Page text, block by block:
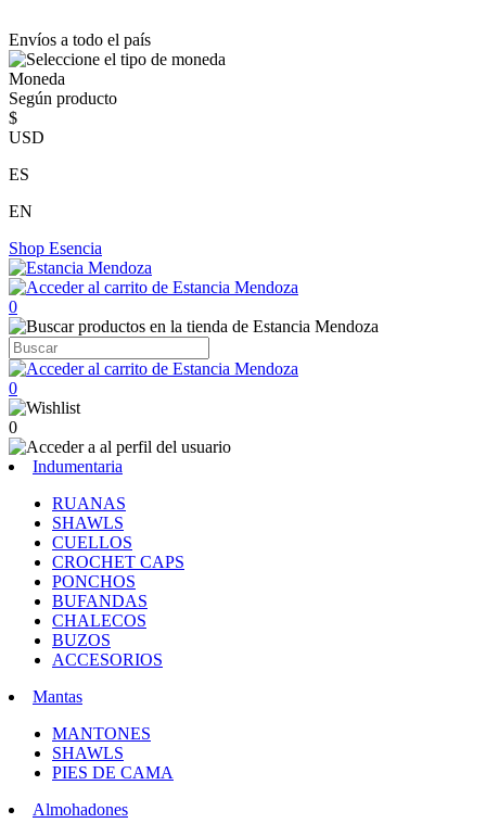
Envíos a todo el país
Moneda
Según producto
$
USD
ES
EN
Shop Esencia
0
0
0
Indumentaria
RUANAS
SHAWLS
CUELLOS
CROCHET CAPS
PONCHOS
BUFANDAS
CHALECOS
BUZOS
ACCESORIOS
Mantas
MANTONES
SHAWLS
PIES DE CAMA
Almohadones